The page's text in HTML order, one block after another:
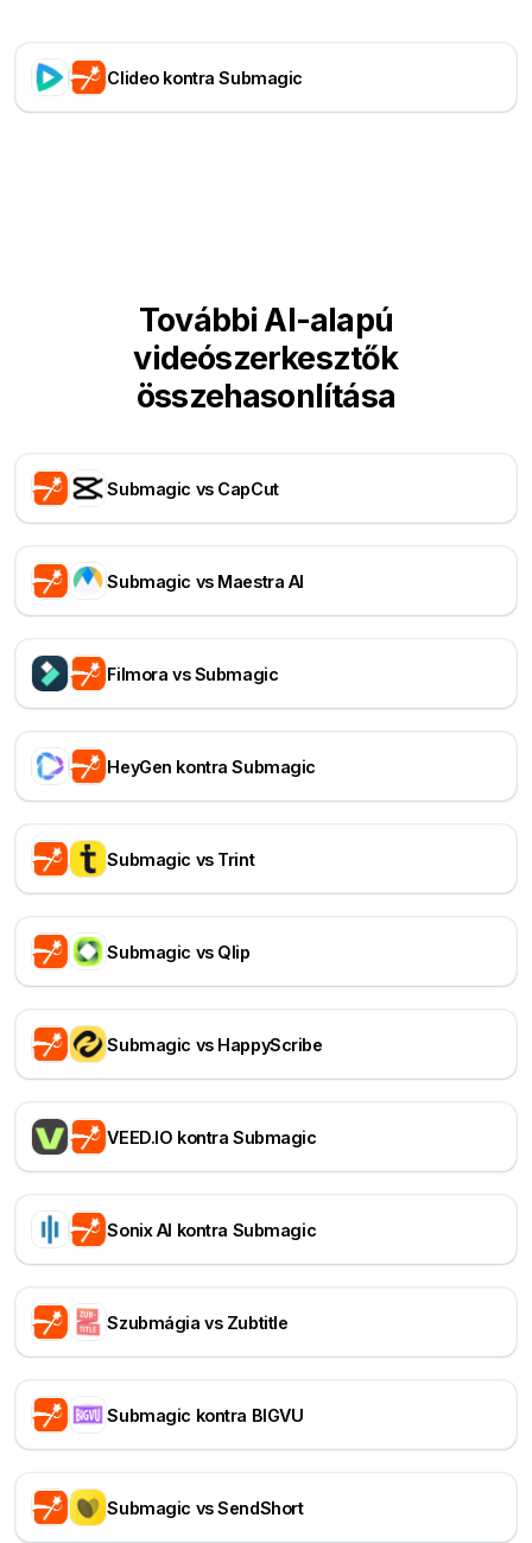
Clideo kontra Submagic
További AI-alapú
videószerkesztők
összehasonlítása
Submagic vs CapCut
Submagic vs Maestra AI
Filmora vs Submagic
HeyGen kontra Submagic
Submagic vs Trint
Submagic vs Qlip
Submagic vs HappyScribe
VEED.IO kontra Submagic
Sonix AI kontra Submagic
Szubmágia vs Zubtitle
Submagic kontra BIGVU
Submagic vs SendShort